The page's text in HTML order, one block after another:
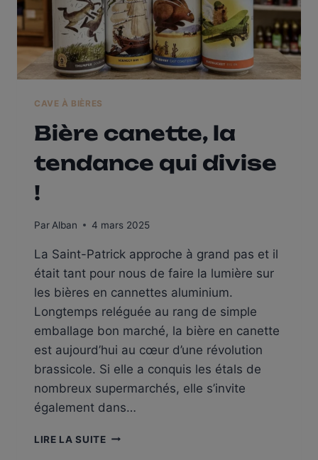
CAVE À BIÈRES
Bière canette, la
tendance qui divise
!
Par Alban 4 mars 2025
La Saint-Patrick approche à grand pas et il
était tant pour nous de faire la lumière sur
les bières en cannettes aluminium.
Longtemps reléguée au rang de simple
emballage bon marché, la bière en canette
est aujourd’hui au cœur d’une révolution
brassicole. Si elle a conquis les étals de
nombreux supermarchés, elle s’invite
également dans…
LIRE LA SUITEBIÈRE